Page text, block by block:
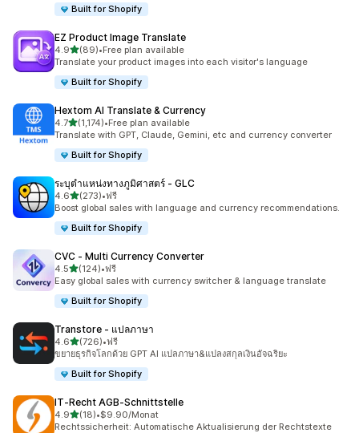
Built for Shopify
EZ Product Image Translate
4.9เต็ม 5 ดาว
(89)
ทั้งหมด 89 รีวิว
•Free plan available
Translate your product images into each visitor's language
Built for Shopify
Hextom AI Translate & Currency
4.7เต็ม 5 ดาว
(1,174)
ทั้งหมด 1174 รีวิว
•Free plan available
Translate with GPT, Claude, Gemini, etc and currency converter
Built for Shopify
ระบุตำแหน่งทางภูมิศาสตร์ ‑ GLC
4.6เต็ม 5 ดาว
(273)
ทั้งหมด 273 รีวิว
•ฟรี
Boost global sales with language and currency recommendations.
Built for Shopify
CVC ‑ Multi Currency Converter
4.5เต็ม 5 ดาว
(124)
ทั้งหมด 124 รีวิว
•ฟรี
Easy global sales with currency switcher & language translate
Built for Shopify
Transtore ‑ แปลภาษา
4.6เต็ม 5 ดาว
(726)
ทั้งหมด 726 รีวิว
•ฟรี
ขยายธุรกิจโลกด้วย GPT AI แปลภาษา&แปลงสกุลเงินอัจฉริยะ
Built for Shopify
IT‑Recht AGB‑Schnittstelle
4.9เต็ม 5 ดาว
(18)
ทั้งหมด 18 รีวิว
•$9.90/Monat
Rechtssicherheit: Automatische Aktualisierung der Rechtstexte